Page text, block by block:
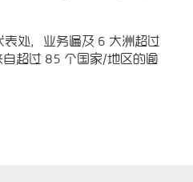
处，业务遍及 6 大洲超过
超过 85 个国家/地区的逾